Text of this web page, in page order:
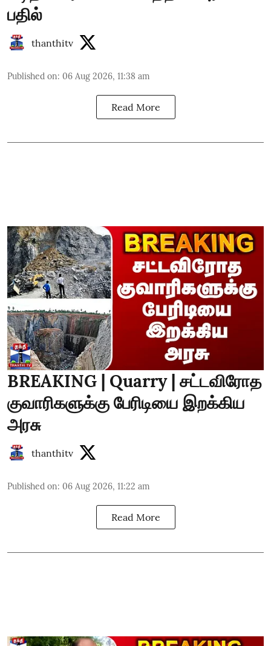
பதில்
thanthitv
Published on: 06 Aug 2026, 11:38 am
Read More
BREAKING | Quarry | சட்டவிரோத
குவாரிகளுக்கு பேரிடியை இறக்கிய
அரசு
thanthitv
Published on: 06 Aug 2026, 11:22 am
Read More